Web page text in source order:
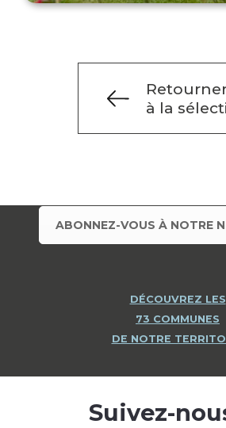
à la
ABONNEZ-VOUS À NOTRE
DÉCOUVREZ LES
73 COMMUNES
DE NOTRE
Suivez-